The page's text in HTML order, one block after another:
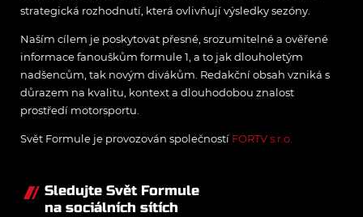
strategická rozhodnutí, která ovlivňují výsledky sezóny.
Naším cílem je poskytovat přesné, srozumitelné a ověřené
informace fanouškům formule 1, a to jak dlouholetým
nadšencům, tak novým divákům. Redakční obsah vzniká s
důrazem na kvalitu, kontext a dlouhodobou znalost
prostředí motorsportu.
Svět Formule je provozován společností FORTV s.r.o.
Sledujte Svět Formule
na sociálních sítích